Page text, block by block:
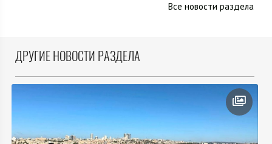
Все новости раздела
ДРУГИЕ НОВОСТИ РАЗДЕЛА